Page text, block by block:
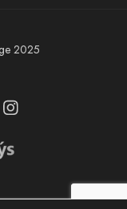
2025